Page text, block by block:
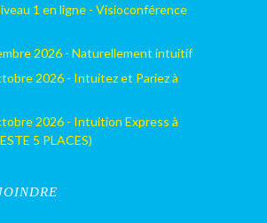
1 en ligne - Visioconférence
2026 - Naturellement intuitif
2026 - Intuitez et Pariez à
2026 - Intuition Express à
5 PLACES)